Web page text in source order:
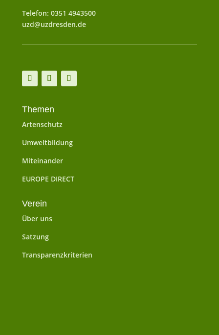
Telefon: 0351 4943500
uzd@uzdresden.de
Themen
Artenschutz
Umweltbildung
Miteinander
EUROPE DIRECT
Verein
Über uns
Satzung
Transparenzkriterien